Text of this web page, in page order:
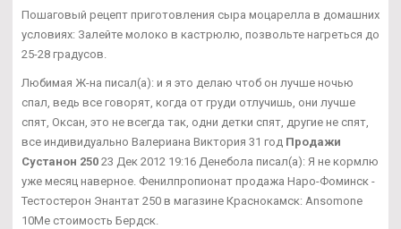
Пошаговый рецепт приготовления сыра моцарелла в домашних
условиях: Залейте молоко в кастрюлю, позвольте нагреться до
25-28 градусов.
Любимая Ж-на писал(а): и я это делаю чтоб он лучше ночью
спал, ведь все говорят, когда от груди отлучишь, они лучше
спят, Оксан, это не всегда так, одни детки спят, другие не спят,
все индивидуально Валериана Виктория 31 год Продажи
Сустанон 250 23 Дек 2012 19:16 Денебола писал(а): Я не кормлю
уже месяц наверное. Фенилпропионат продажа Наро-Фоминск -
Тестостерон Энантат 250 в магазине Краснокамск: Ansomone
10Me стоимость Бердск.